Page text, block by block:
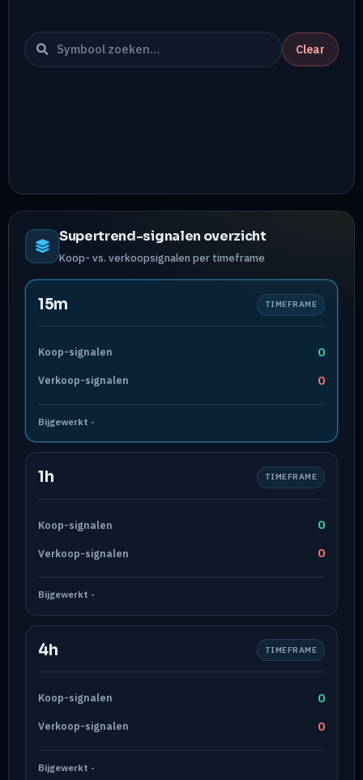
Clear
Supertrend-signalen overzicht
Koop- vs. verkoopsignalen per timeframe
15m TIMEFRAME
Koop-signalen 0
Verkoop-signalen 0
Bijgewerkt -
1h TIMEFRAME
Koop-signalen 0
Verkoop-signalen 0
Bijgewerkt -
4h TIMEFRAME
Koop-signalen 0
Verkoop-signalen 0
Bijgewerkt -